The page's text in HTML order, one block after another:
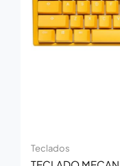
Teclados